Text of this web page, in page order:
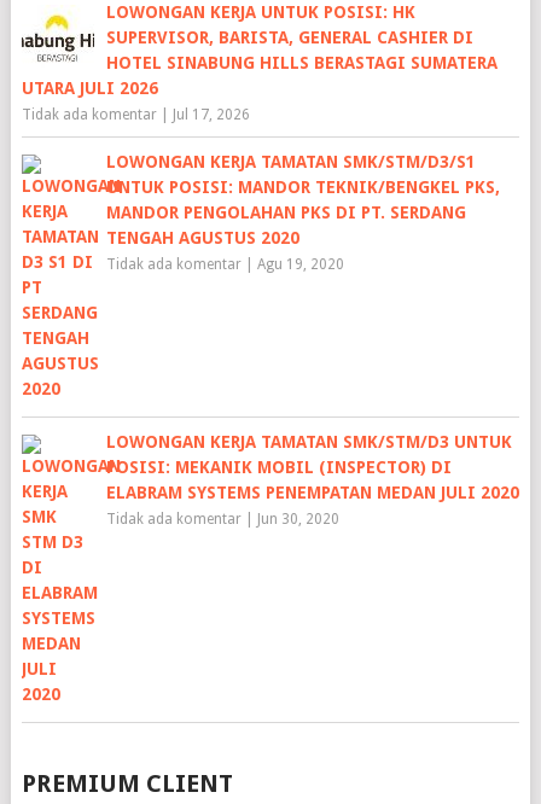
LOWONGAN KERJA UNTUK POSISI: HK
SUPERVISOR, BARISTA, GENERAL CASHIER DI
HOTEL SINABUNG HILLS BERASTAGI SUMATERA
UTARA JULI 2026
Tidak ada komentar| Jul 17, 2026
LOWONGAN KERJA TAMATAN SMK/STM/D3/S1
UNTUK POSISI: MANDOR TEKNIK/BENGKEL PKS,
MANDOR PENGOLAHAN PKS DI PT. SERDANG
TENGAH AGUSTUS 2020
Tidak ada komentar| Agu 19, 2020
LOWONGAN KERJA TAMATAN SMK/STM/D3 UNTUK
POSISI: MEKANIK MOBIL (INSPECTOR) DI
ELABRAM SYSTEMS PENEMPATAN MEDAN JULI 2020
Tidak ada komentar| Jun 30, 2020
PREMIUM CLIENT